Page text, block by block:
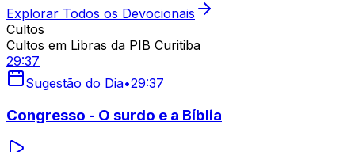
Explorar Todos os Devocionais
Cultos
Cultos em Libras da PIB Curitiba
29:37
Sugestão do Dia•29:37
Congresso - O surdo e a Bíblia